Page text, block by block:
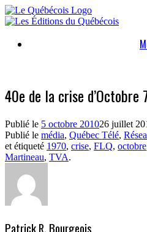
Skip
to
40e de la crise d’Octobre
Publié le 5 octobre 201026 juillet
Publié le média, Québec Télé,
et étiqueté 1970, crise, FLQ, octobre
Martineau, TVA.
Patrick R. Bourgeois